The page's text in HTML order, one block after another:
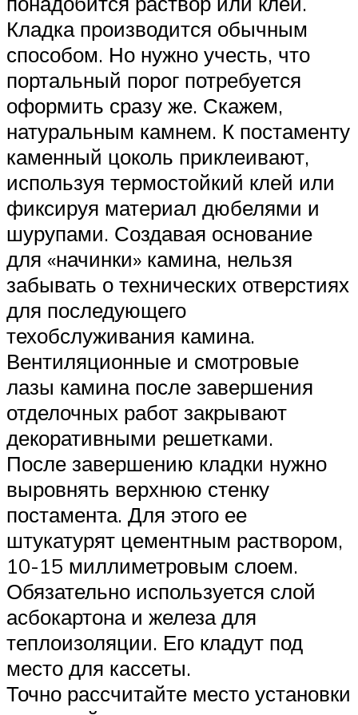
Кладка производится обычным
способом. Но нужно учесть, что
портальный порог потребуется
оформить сразу же. Скажем,
натуральным камнем. К постаменту
каменный цоколь приклеивают,
используя термостойкий клей или
фиксируя материал дюбелями и
шурупами. Создавая основание
для «начинки» камина, нельзя
забывать о технических отверстиях
для последующего
техобслуживания камина.
Вентиляционные и смотровые
лазы камина после завершения
отделочных работ закрывают
декоративными решетками.
После завершению кладки нужно
выровнять верхнюю стенку
постамента. Для этого ее
штукатурят цементным раствором,
10-15 миллиметровым слоем.
Обязательно используется слой
асбокартона и железа для
теплоизоляции. Его кладут под
место для кассеты.
Точно рассчитайте место установки